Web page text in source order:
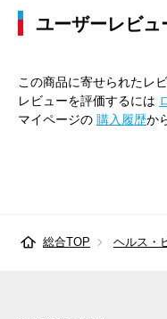
ユーザーレビュ
この商品に寄せられたレ
レビューを評価するには
マイページの 購入履歴か
総合TOP ヘルス・